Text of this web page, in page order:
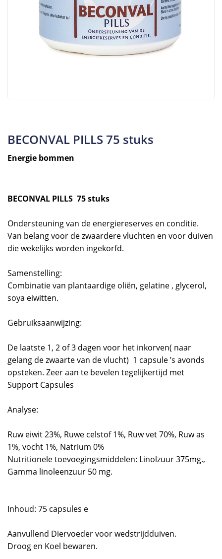
BECONVAL PILLS 75 stuks
Energie bommen
BECONVAL PILLS 75 stuks
Ondersteuning van de energiereserves en conditie.
Van belang voor de zwaardere vluchten en voor duiven
die wekelijks worden ingekorfd.
Samenstelling:
Combinatie van plantaardige oliën, gelatine , glycerol,
soya eiwitten.
Gebruiksaanwijzing:
De laatste 1, 2 of 3 dagen voor het inkorven( naar
gelang de zwaarte van de vlucht) 1 capsule ’s avonds
opsteken. Zeer aan te bevelen tegelijkertijd met
Support Capsules
Analyse:
Ruw eiwit 23%, Ruwe celstof 1%, Ruw vet 70%, Ruw as
1%, vocht 1%, Natrium 0%
Nutritionele toevoegingsmiddelen: Linolzuur 375mg.,
Gamma linoleenzuur 50 mg.
Inhoud: 75 capsules e
Aanvullend Diervoeder voor wedstrijdduiven.
Droog en Koel bewaren.